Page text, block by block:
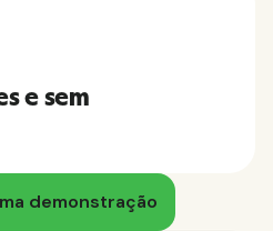
e sem
demonstração